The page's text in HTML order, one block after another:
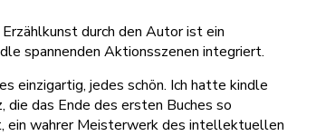
durch den Autor ist ein
spannenden Aktionsszenen integriert.
einzigartig, jedes schön. Ich hatte kindle
das Ende des ersten Buches so
ein wahrer Meisterwerk des intellektuellen